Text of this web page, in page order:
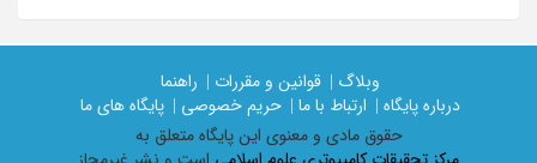
وبلاگ | قوانین و مقررات |
راهنما
درباره پایگاه |
ارتباط با ما | حریم خصوصی |
پایگاه های ما
حقوق مادی و معنوی اين پايگاه متعلق به
مرکز تحقیقات کامپیوتری علوم اسلامی است و نشر غیرمجاز